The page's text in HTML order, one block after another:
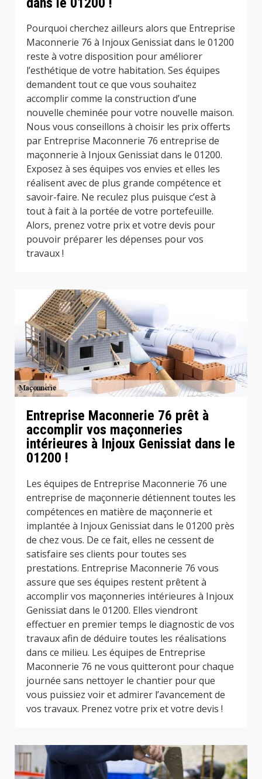
Pourquoi cherchez ailleurs alors que Entreprise
Maconnerie 76 à Injoux Genissiat dans le 01200
reste à votre disposition pour améliorer
l’esthétique de votre habitation. Ses équipes
demandent tout ce que vous souhaitez
accomplir comme la construction d’une
nouvelle cheminée pour votre nouvelle maison.
Nous vous conseillons à choisir les prix offerts
par Entreprise Maconnerie 76 entreprise de
maçonnerie à Injoux Genissiat dans le 01200.
Exposez à ses équipes vos envies et elles les
réalisent avec de plus grande compétence et
savoir-faire. Ne reculez plus puisque c’est à
tout à fait à la portée de votre portefeuille.
Alors, prenez votre prix et votre devis pour
pouvoir préparer les dépenses pour vos
travaux !
Entreprise Maconnerie 76 prêt à
accomplir vos maçonneries
intérieures à Injoux Genissiat dans le
01200 !
Les équipes de Entreprise Maconnerie 76 une
entreprise de maçonnerie détiennent toutes les
compétences en matière de maçonnerie et
implantée à Injoux Genissiat dans le 01200 près
de chez vous. De ce fait, elles ne cessent de
satisfaire ses clients pour toutes ses
prestations. Entreprise Maconnerie 76 vous
assure que ses équipes restent prêtent à
accomplir vos maçonneries intérieures à Injoux
Genissiat dans le 01200. Elles viendront
effectuer en premier temps le diagnostic de vos
travaux afin de déduire toutes les réalisations
dans ce milieu. Les équipes de Entreprise
Maconnerie 76 ne vous quitteront pour chaque
journée sans nettoyer le chantier pour que
vous puissiez voir et admirer l’avancement de
vos travaux. Prenez votre prix et votre devis !